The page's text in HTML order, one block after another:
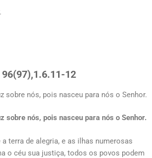
12
sobre nós, pois nasceu para nós o Senhor.
sobre nós, pois nasceu para nós o Senhor.
terra de alegria, e as ilhas numerosas
o céu sua justiça, todos os povos podem